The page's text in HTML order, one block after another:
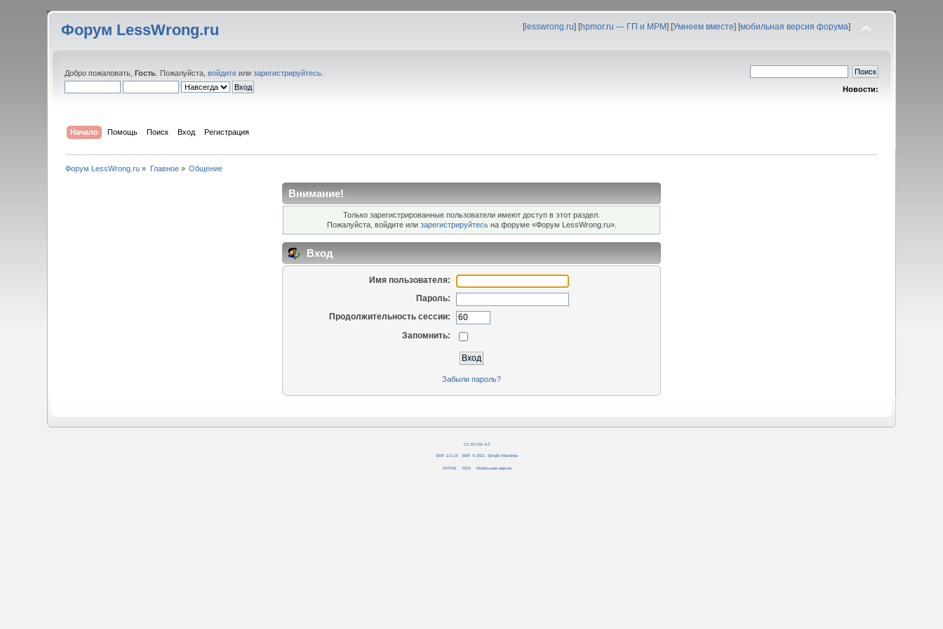
Форум LessWrong.ru [lesswrong.ru] [hpmor.ru — ГП и МРМ] [Умнеем вместе] [мобильная версия форума]
Добро пожаловать,Гость . Пожалуйста,войдите илизарегистрируйтесь
Новости:
Начало Помощь Поиск Вход Регистрация
Форум LessWrong.ru » Главное» Общение
Внимание!
Только зарегистрированные пользователи имеют доступ в этот раздел.
Пожалуйста, войдите или зарегистрируйтесьна форуме «Форум LessWrong.ru».
Вход
Имя пользователя:
Пароль:
Продолжительность сессии:
Запомнить:
Забыли пароль?
CC BY-SA 4.0
SMF 2.0.14 SMF © 2011 Simple Machines
XHTML RSS Мобильная версия